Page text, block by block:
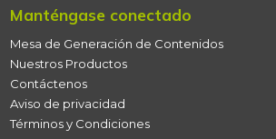
Cebolla cabezona roja
Cebolla junca
Cebolla larga
Manténgase conectado
Mesa de Generación de Contenidos
Nuestros Productos
Contáctenos
Aviso de privacidad
Términos y Condiciones